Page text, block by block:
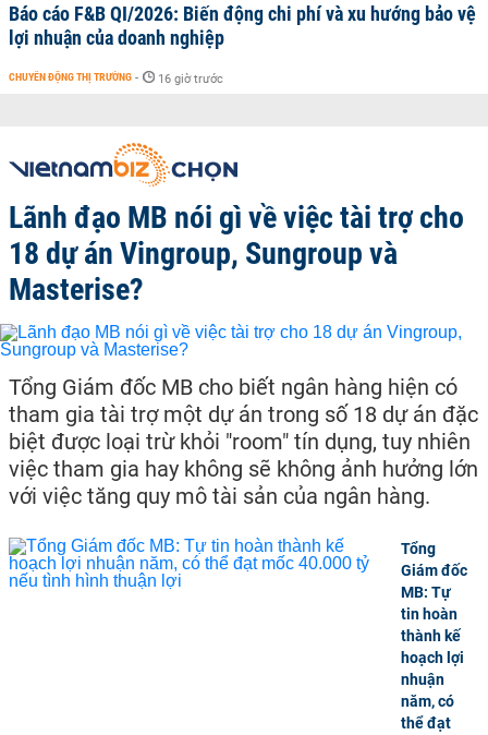
Báo cáo F&B QI/2026: Biến động chi phí và xu hướng bảo vệ
lợi nhuận của doanh nghiệp
CHUYỂN ĐỘNG THỊ TRƯỜNG - 16 giờ trước
Lãnh đạo MB nói gì về việc tài trợ cho
18 dự án Vingroup, Sungroup và
Masterise?
Tổng Giám đốc MB cho biết ngân hàng hiện có
tham gia tài trợ một dự án trong số 18 dự án đặc
biệt được loại trừ khỏi "room" tín dụng, tuy nhiên
việc tham gia hay không sẽ không ảnh hưởng lớn
với việc tăng quy mô tài sản của ngân hàng.
Tổng
Giám đốc
MB: Tự
tin hoàn
thành kế
hoạch lợi
nhuận
năm, có
thể đạt